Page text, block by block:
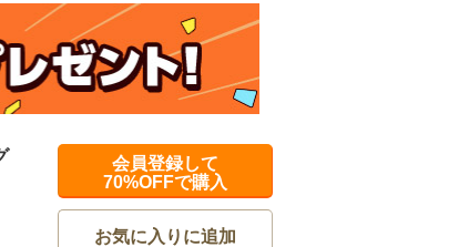
会員登録して
70%OFFで購入
お気に入りに追加